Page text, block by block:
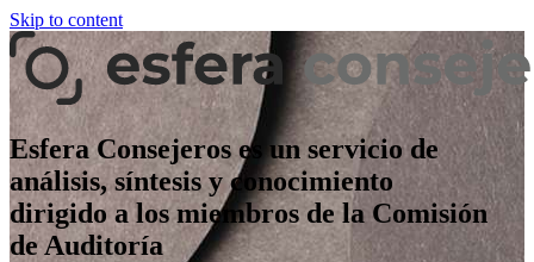
Skip to content
Esfera Consejeros es un servicio de
análisis, síntesis y conocimiento
dirigido a los miembros de la Comisión
de Auditoría